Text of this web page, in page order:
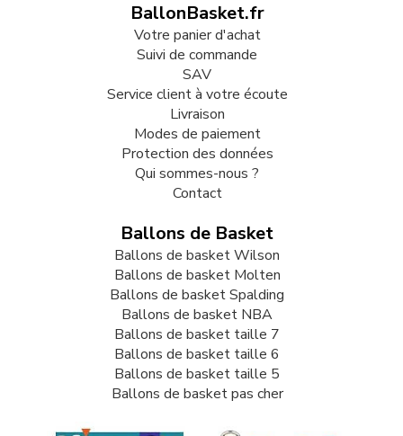
BallonBasket.fr
Votre panier d'achat
Suivi de commande
SAV
Service client à votre écoute
Livraison
Modes de paiement
Protection des données
Qui sommes-nous ?
Contact
Ballons de Basket
Ballons de basket Wilson
Ballons de basket Molten
Ballons de basket Spalding
Ballons de basket NBA
Ballons de basket taille 7
Ballons de basket taille 6
Ballons de basket taille 5
Ballons de basket pas cher